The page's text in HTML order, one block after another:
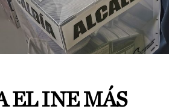
EL INE MÁS